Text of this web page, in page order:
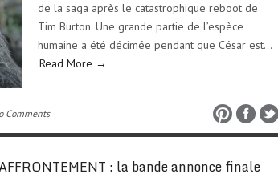
de la saga après le catastrophique reboot de
Tim Burton. Une grande partie de l’espèce
humaine a été décimée pendant que César est…
Read More →
Comments
: la bande annonce finale